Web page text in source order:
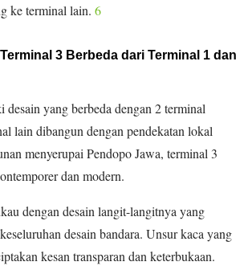
ke terminal lain.6
3 Berbeda dari Terminal 1 dan
yang berbeda dengan 2 terminal
lain dibangun dengan pendekatan lokal
menyerupai Pendopo Jawa, terminal 3
dan modern.
dengan desain langit-langitnya yang
desain bandara. Unsur kaca yang
kesan transparan dan keterbukaan.